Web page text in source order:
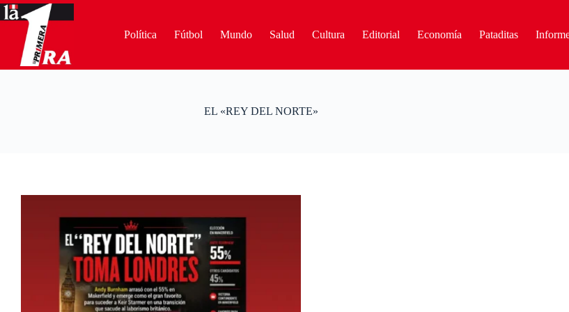
Saltar
al
contenido
Política Fútbol Mundo Salud Cultura Editorial Economía Pataditas
EL «REY DEL NORTE»